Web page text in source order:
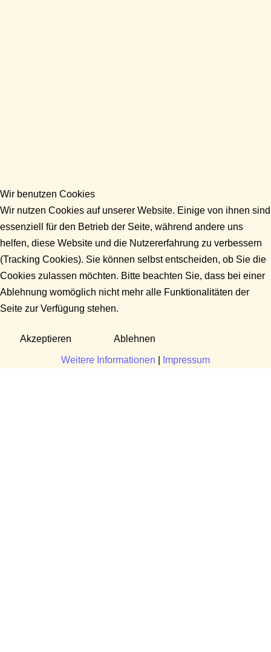
Wir benutzen Cookies
Wir nutzen Cookies auf unserer Website. Einige von ihnen sind
essenziell für den Betrieb der Seite, während andere uns
helfen, diese Website und die Nutzererfahrung zu verbessern
(Tracking Cookies). Sie können selbst entscheiden, ob Sie die
Cookies zulassen möchten. Bitte beachten Sie, dass bei einer
Ablehnung womöglich nicht mehr alle Funktionalitäten der
Seite zur Verfügung stehen.
Akzeptieren Ablehnen
Weitere Informationen Impressum